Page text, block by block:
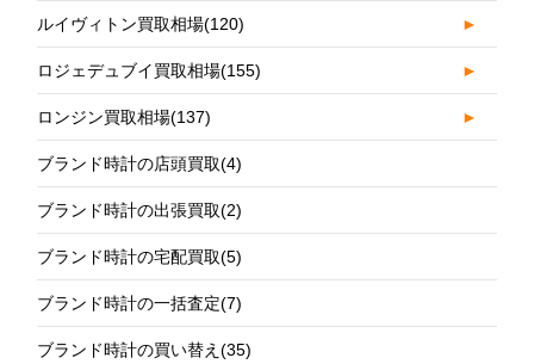
ルイヴィトン買取相場(120) ►
ロジェデュブイ買取相場(155) ►
ロンジン買取相場(137) ►
ブランド時計の店頭買取(4)
ブランド時計の出張買取(2)
ブランド時計の宅配買取(5)
ブランド時計の一括査定(7)
ブランド時計の買い替え(35)